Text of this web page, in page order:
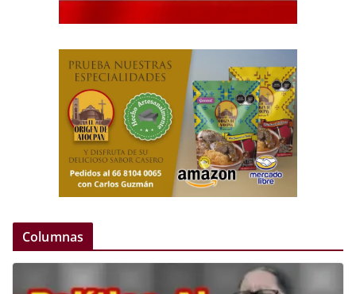
Columnas